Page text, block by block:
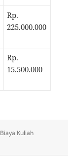
Rp.
225.000.000
Rp.
15.500.000
Tag
Biaya Kuliah